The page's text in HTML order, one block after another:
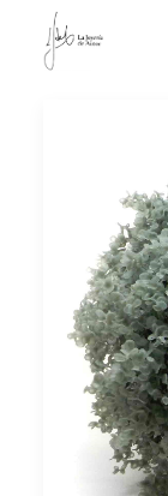
APUNTES
QUIÉN SOY